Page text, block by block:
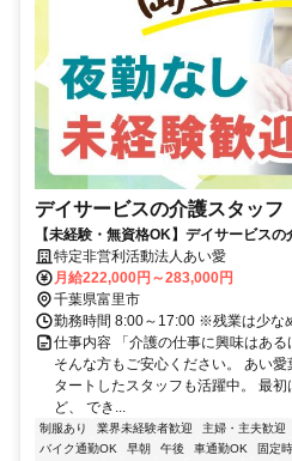
デイサービスの介護スタッフ
【未経験・無資格OK】デイサービス
得支援あり
特定非営利活動法人あい愛
月給222,000円～283,000円
千葉県富里市
勤務時間 8:00～17:00 ※残業は少な
仕事内容 「介護の仕事に興味はある
そんな方もご安心ください。 あい
タートしたスタッフも活躍中。 最
ど、 でき...
制服あり 業界未経験者歓迎 主婦・主夫歓迎
バイク通勤OK
早朝 午後 車通勤OK 固定